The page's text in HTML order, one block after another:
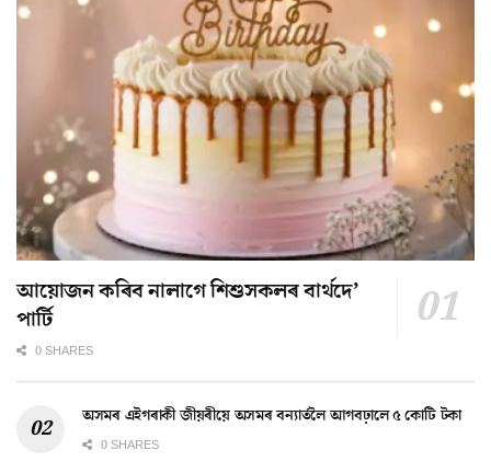
আয়োজন কৰিব নালাগে শিশুসকলৰ বাৰ্থদে’
পাৰ্টি
0 SHARES
অসমৰ এইগৰাকী জীয়ৰীয়ে অসমৰ বন্যাৰ্তলৈ আগবঢ়ালে ৫ কোটি টকা
0 SHARES